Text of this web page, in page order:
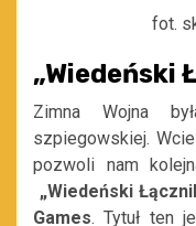
fot.
„Wiedeński
Zimna Wojna
szpiegowskiej.
pozwoli nam
„Wiedeński
Games. Tytuł ten